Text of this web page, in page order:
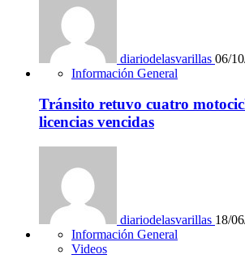
diariodelasvarillas 06/
Información General
Tránsito retuvo cuatro
licencias vencidas
diariodelasvarillas 18/
Información General
Videos